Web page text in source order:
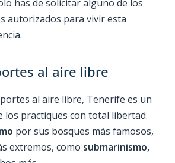
has de solicitar alguno de los
autorizados para vivir esta
al aire libre
al aire libre, Tenerife es un
los practiques con total libertad.
por sus bosques más famosos,
extremos, como submarinismo,